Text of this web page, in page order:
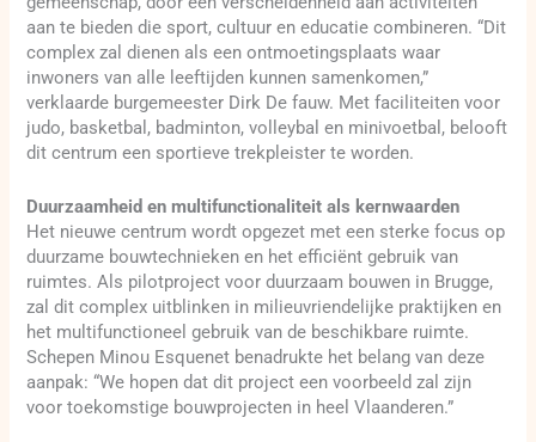
aan te bieden die sport, cultuur en educatie combineren. “Dit
complex zal dienen als een ontmoetingsplaats waar
inwoners van alle leeftijden kunnen samenkomen,”
verklaarde burgemeester Dirk De fauw. Met faciliteiten voor
judo, basketbal, badminton, volleybal en minivoetbal, belooft
dit centrum een sportieve trekpleister te worden.
Duurzaamheid en multifunctionaliteit als kernwaarden
Het nieuwe centrum wordt opgezet met een sterke focus op
duurzame bouwtechnieken en het efficiënt gebruik van
ruimtes. Als pilotproject voor duurzaam bouwen in Brugge,
zal dit complex uitblinken in milieuvriendelijke praktijken en
het multifunctioneel gebruik van de beschikbare ruimte.
Schepen Minou Esquenet benadrukte het belang van deze
aanpak: “We hopen dat dit project een voorbeeld zal zijn
voor toekomstige bouwprojecten in heel Vlaanderen.”